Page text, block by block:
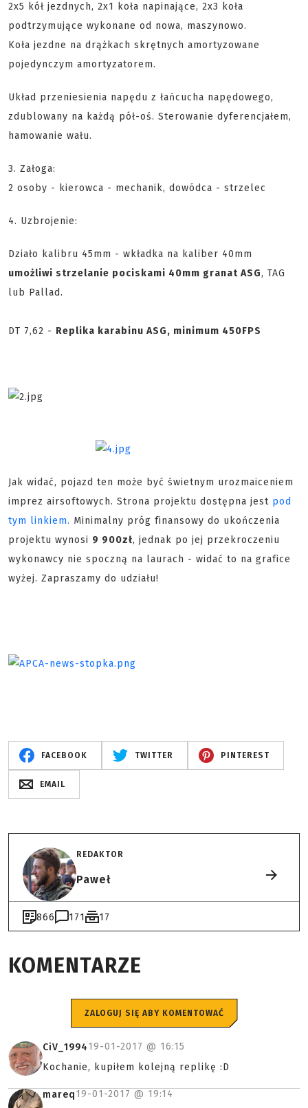
2x5 kół jezdnych, 2x1 koła napinające, 2x3 koła
podtrzymujące wykonane od nowa, maszynowo.
Koła jezdne na drążkach skrętnych amortyzowane
pojedynczym amortyzatorem.
Układ przeniesienia napędu z łańcucha napędowego,
zdublowany na każdą pół-oś. Sterowanie dyferencjałem,
hamowanie wału.
3. Załoga:
2 osoby - kierowca - mechanik, dowódca - strzelec
4. Uzbrojenie:
Działo kalibru 45mm - wkładka na kaliber 40mm
umożliwi strzelanie pociskami 40mm granat ASG, TAG
lub Pallad.
DT 7,62 - Replika karabinu ASG, minimum 450FPS
Jak widać, pojazd ten może być świetnym urozmaiceniem
imprez airsoftowych. Strona projektu dostępna jest pod
tym linkiem. Minimalny próg finansowy do ukończenia
projektu wynosi 9 900zł, jednak po jej przekroczeniu
wykonawcy nie spoczną na laurach - widać to na grafice
wyżej. Zapraszamy do udziału!
FACEBOOK TWITTER PINTEREST
EMAIL
REDAKTOR
Paweł
866 171 17
KOMENTARZE
ZALOGUJ SIĘ ABY KOMENTOWAĆ
CiV_199419-01-2017 @ 16:15
Kochanie, kupiłem kolejną replikę :D
mareq19-01-2017 @ 19:14